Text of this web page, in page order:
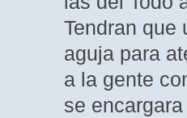
Tendran que
aguja para
a la gente
se